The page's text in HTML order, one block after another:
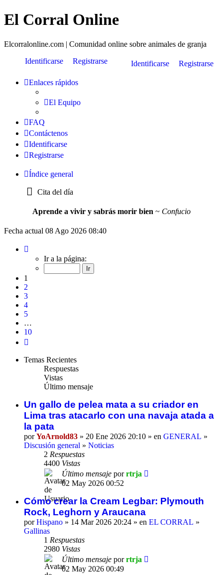
El Corral Online
Elcorralonline.com | Comunidad online sobre animales de granja
Identificarse Registrarse
Identificarse Registrarse
Enlaces rápidos
El Equipo
FAQ
Contáctenos
Identificarse
Registrarse
Índice general
Cita del día
Aprende a vivir y sabrás morir bien ~ Confucio
Fecha actual 08 Ago 2026 08:40
Ir a la página:
1
2
3
4
5
…
10
Temas Recientes
Respuestas
Vistas
Último mensaje
Un gallo de pelea mata a su criador en
Lima tras atacarlo con una navaja atada a
la pata
porYoArnold83 » 20 Ene 2026 20:10 » en GENERAL »
Discusión general » Noticias
2 Respuestas
4400 Vistas
Último mensaje porrtrja
02 May 2026 00:52
Cómo crear la Cream Legbar: Plymouth
Rock, Leghorn y Araucana
porHispano » 14 Mar 2026 20:24 » en EL CORRAL »
Gallinas
1 Respuestas
2980 Vistas
Último mensaje porrtrja
02 May 2026 00:49